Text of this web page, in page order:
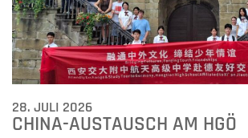
28. JULI 2026
CHINA-AUSTAUSCH AM HGÖ